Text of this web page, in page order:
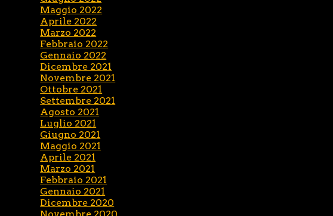
Maggio 2022
Aprile 2022
Marzo 2022
Febbraio 2022
Gennaio 2022
Dicembre 2021
Novembre 2021
Ottobre 2021
Settembre 2021
Agosto 2021
Luglio 2021
Giugno 2021
Maggio 2021
Aprile 2021
Marzo 2021
Febbraio 2021
Gennaio 2021
Dicembre 2020